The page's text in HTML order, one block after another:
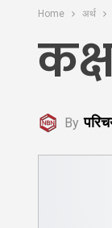
Home अर्थ
By